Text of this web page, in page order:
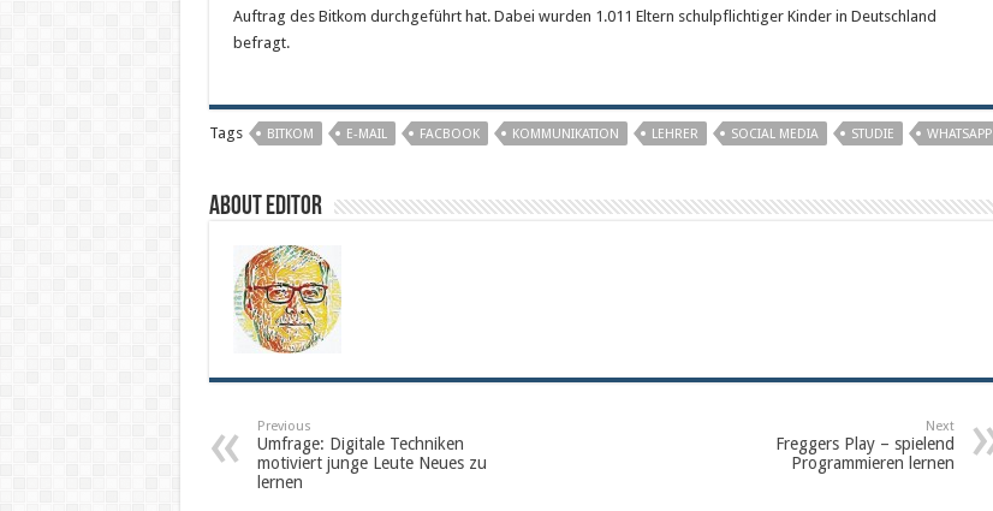
Auftrag des Bitkom durchgeführt hat. Dabei wurden 1.011 Eltern schulpflichtiger Kinder in Deutschland
befragt.
Tags BITKOM E-MAIL FACBOOK KOMMUNIKATION LEHRER SOCIAL MEDIA STUDIE WHATSAPP
About Editor
Previous
Umfrage: Digitale Techniken
motiviert junge Leute Neues zu
lernen
Next
Freggers Play – spielend
Programmieren lernen